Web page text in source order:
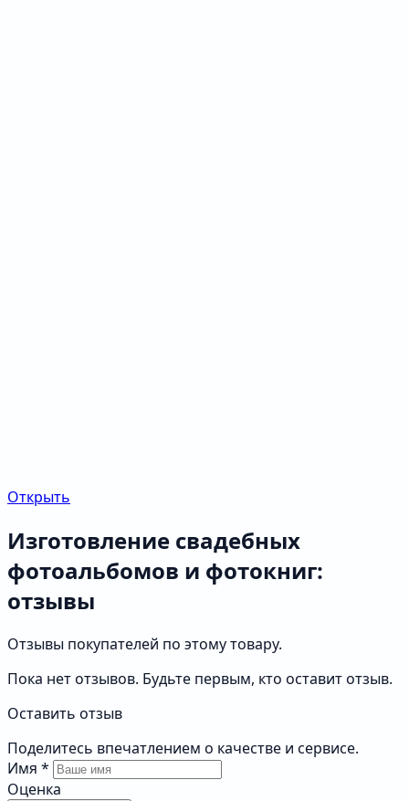
Открыть
Изготовление свадебных
фотоальбомов и фотокниг:
отзывы
Отзывы покупателей по этому товару.
Пока нет отзывов. Будьте первым, кто оставит отзыв.
Оставить отзыв
Поделитесь впечатлением о качестве и сервисе.
Имя *
Оценка